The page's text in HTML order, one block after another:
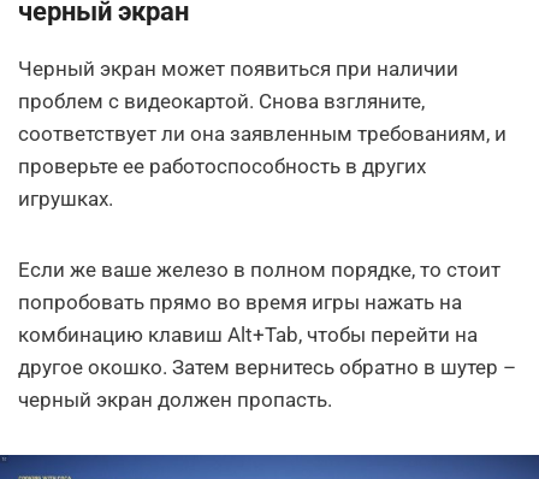
черный экран
Черный экран может появиться при наличии
проблем с видеокартой. Снова взгляните,
соответствует ли она заявленным требованиям, и
проверьте ее работоспособность в других
игрушках.
Если же ваше железо в полном порядке, то стоит
попробовать прямо во время игры нажать на
комбинацию клавиш Alt+Tab, чтобы перейти на
другое окошко. Затем вернитесь обратно в шутер –
черный экран должен пропасть.